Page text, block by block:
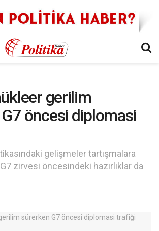
gerilim
öncesi diplomasi
gelişmeler tartışmalara
zirvesi öncesindeki hazırlıklar da